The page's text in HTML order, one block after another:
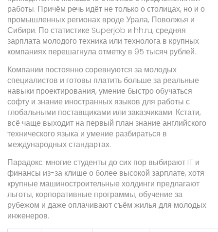
работы. Причём речь идёт не только о столицах, но и о
промышленных регионах вроде Урала, Поволжья и
Сибири. По статистике Superjob и hh.ru, средняя
зарплата молодого техника или технолога в крупных
компаниях перешагнула отметку в 95 тысяч рублей.
Компании постоянно соревнуются за молодых
специалистов и готовы платить больше за реальные
навыки проектирования, умение быстро обучаться
софту и знание иностранных языков для работы с
глобальными поставщиками или заказчиками. Кстати,
всё чаще выходит на первый план знание английского
технического языка и умение разбираться в
международных стандартах.
Парадокс: многие студенты до сих пор выбирают IT и
финансы из-за клише о более высокой зарплате, хотя
крупные машиностроительные холдинги предлагают
льготы, корпоративные программы, обучение за
рубежом и даже оплачивают съём жилья для молодых
инженеров.